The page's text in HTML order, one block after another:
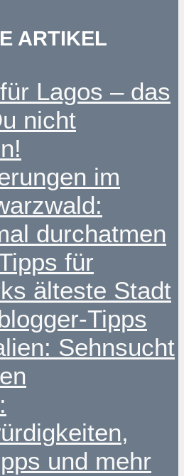
ARTIKEL
Lagos – das
nicht
im
durchatmen
für
älteste Stadt
Tipps
Sehnsucht
und mehr